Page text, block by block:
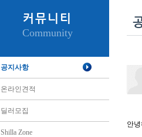
커뮤니티
Community
공지사항
온라인견적
딜러모집
Shilla Zone
안